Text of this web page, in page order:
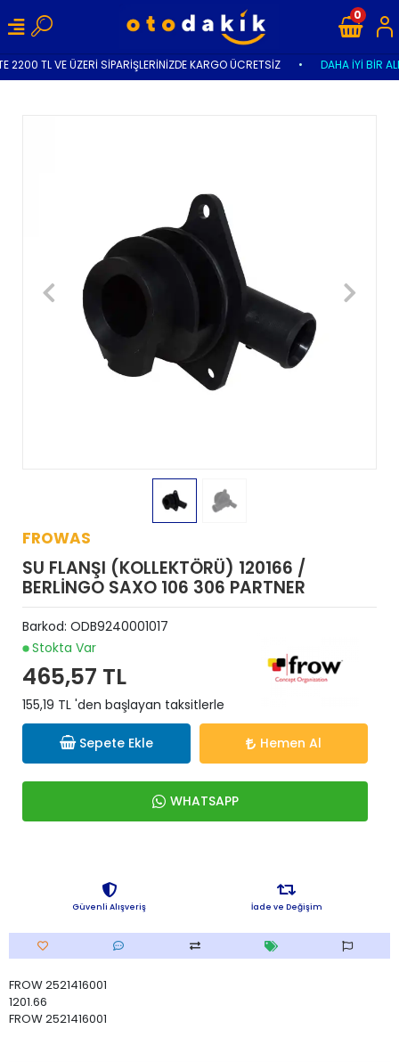
2200 TL VE ÜZERİ SİPARİŞLERİNİZDE KARGO ÜCRETSİZ DAHA İYİ BİR
0
FROWAS
SU FLANŞI (KOLLEKTÖRÜ) 120166 /
BERLİNGO SAXO 106 306 PARTNER
Barkod: ODB9240001017
Stokta Var
465,57 TL
155,19 TL 'den başlayan taksitlerle
Sepete Ekle Hemen Al
WHATSAPP
Güvenli Alışveriş İade ve Değişim
FROW 2521416001
1201.66
FROW 2521416001